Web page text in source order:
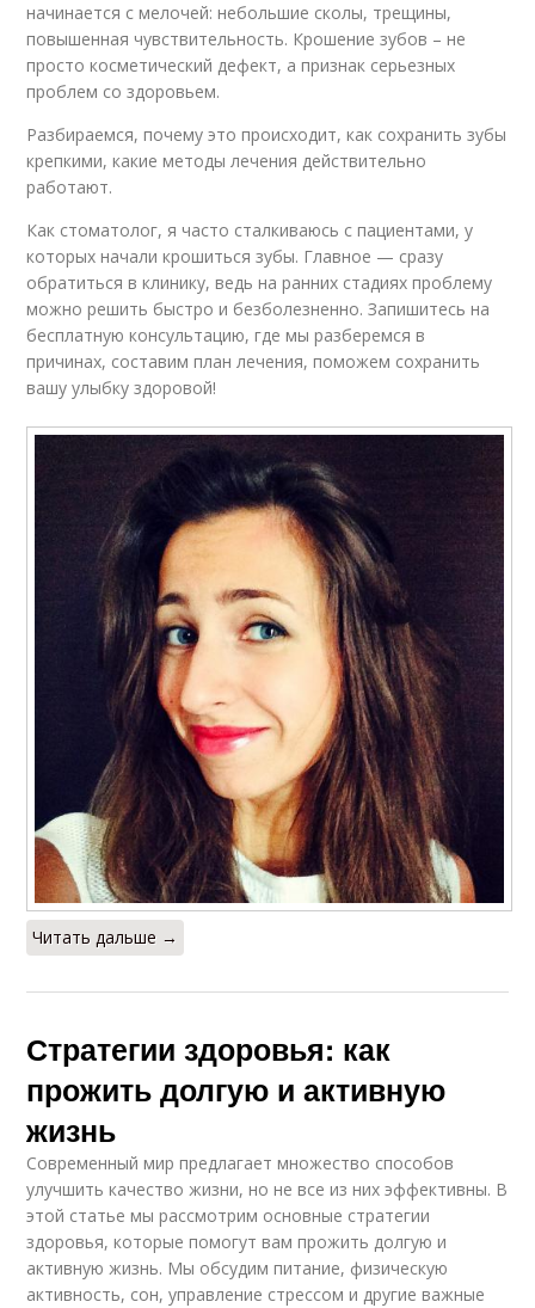
начинается с мелочей: небольшие сколы, трещины,
повышенная чувствительность. Крошение зубов – не
просто косметический дефект, а признак серьезных
проблем со здоровьем.
Разбираемся, почему это происходит, как сохранить зубы
крепкими, какие методы лечения действительно
работают.
Как стоматолог, я часто сталкиваюсь с пациентами, у
которых начали крошиться зубы. Главное — сразу
обратиться в клинику, ведь на ранних стадиях проблему
можно решить быстро и безболезненно. Запишитесь на
бесплатную консультацию, где мы разберемся в
причинах, составим план лечения, поможем сохранить
вашу улыбку здоровой!
Читать дальше →
Стратегии здоровья: как
прожить долгую и активную
жизнь
Современный мир предлагает множество способов
улучшить качество жизни, но не все из них эффективны. В
этой статье мы рассмотрим основные стратегии
здоровья, которые помогут вам прожить долгую и
активную жизнь. Мы обсудим питание, физическую
активность, сон, управление стрессом и другие важные